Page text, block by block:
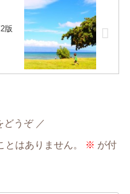
版
どうぞ
はありません。 ※ が付